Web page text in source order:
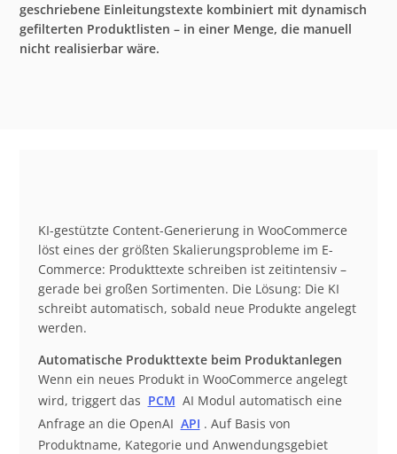
geschriebene Einleitungstexte kombiniert mit dynamisch
gefilterten Produktlisten – in einer Menge, die manuell
nicht realisierbar wäre.
KI-gestützte Content-Generierung in WooCommerce
löst eines der größten Skalierungsprobleme im E-
Commerce: Produkttexte schreiben ist zeitintensiv –
gerade bei großen Sortimenten. Die Lösung: Die KI
schreibt automatisch, sobald neue Produkte angelegt
werden.
Automatische Produkttexte beim Produktanlegen
Wenn ein neues Produkt in WooCommerce angelegt
wird, triggert das PCM AI Modul automatisch eine
Anfrage an die OpenAI API . Auf Basis von
Produktname, Kategorie und Anwendungsgebiet